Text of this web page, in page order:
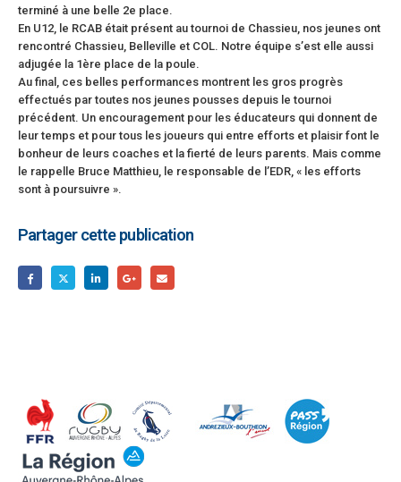
terminé à une belle 2e place.
En U12, le RCAB était présent au tournoi de Chassieu, nos jeunes ont
rencontré Chassieu, Belleville et COL. Notre équipe s’est elle aussi
adjugée la 1ère place de la poule.
Au final, ces belles performances montrent les gros progrès
effectués par toutes nos jeunes pousses depuis le tournoi
précédent. Un encouragement pour les éducateurs qui donnent de
leur temps et pour tous les joueurs qui entre efforts et plaisir font le
bonheur de leurs coaches et la fierté de leurs parents. Mais comme
le rappelle Bruce Matthieu, le responsable de l’EDR, « les efforts
sont à poursuivre ».
Partager cette publication